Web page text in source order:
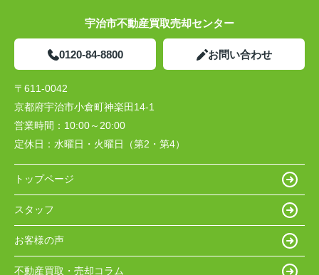
宇治市不動産買取売却センター
0120-84-8800 お問い合わせ
〒611-0042
京都府宇治市小倉町神楽田14-1
営業時間： 10:00～20:00
定休日： 水曜日・火曜日（第2・第4）
トップページ
スタッフ
お客様の声
不動産買取・売却コラム